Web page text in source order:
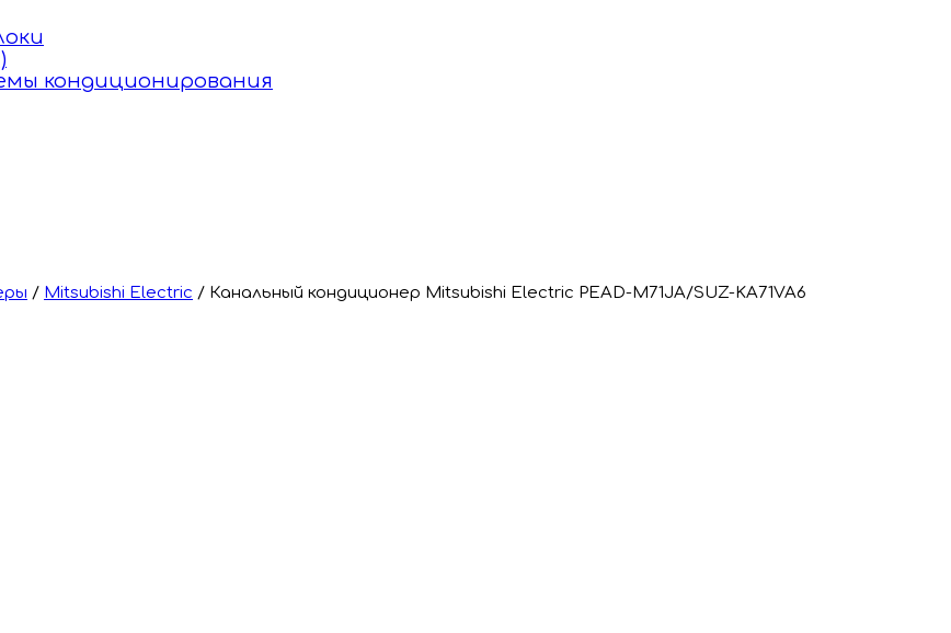
кондиционирования
/ Mitsubishi Electric / Канальный кондиционер Mitsubishi Electric PEAD-M71JA/SUZ-KA71VA6